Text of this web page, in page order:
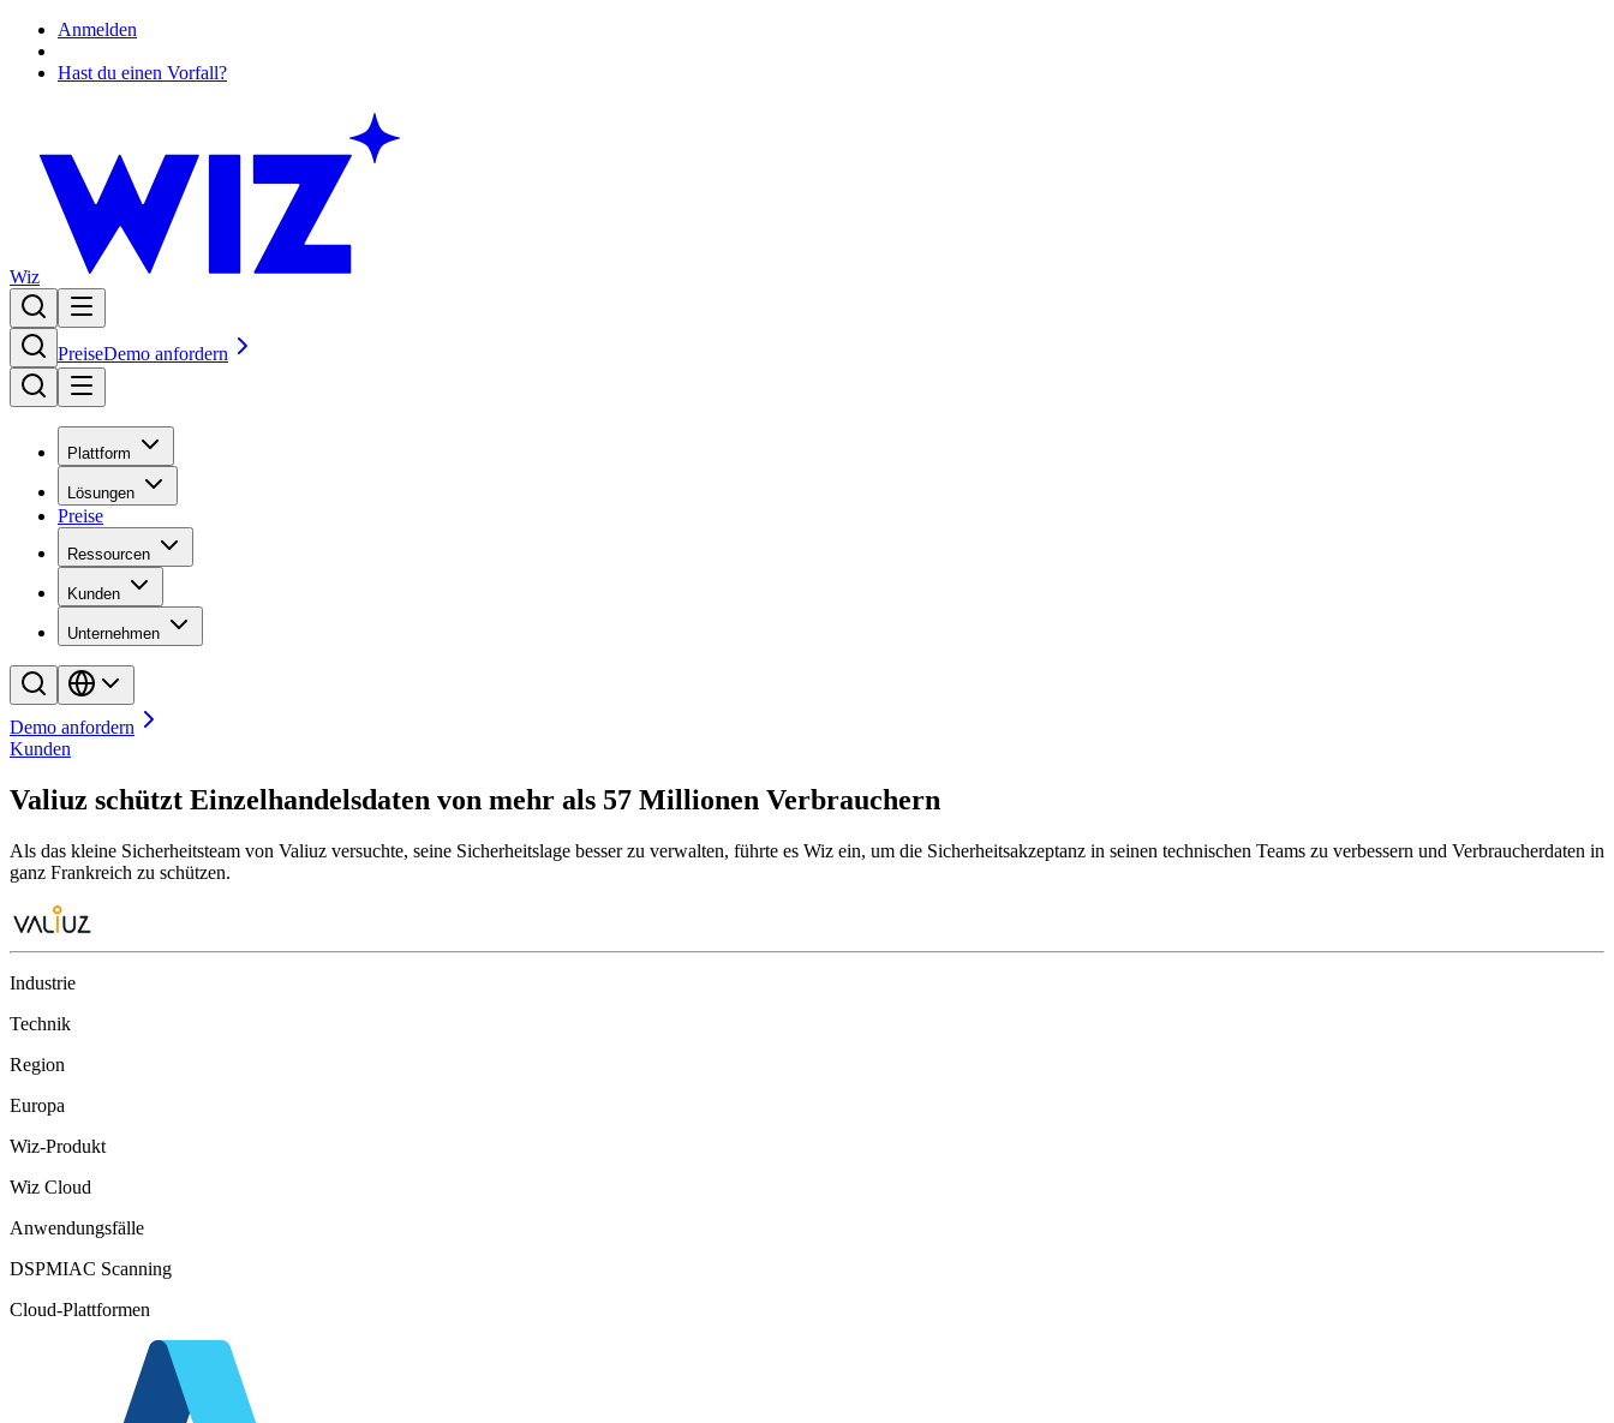
Anmelden
Hast du einen Vorfall?
Wiz
PreiseDemo anfordern
Plattform
Lösungen
Preise
Ressourcen
Kunden
Unternehmen
Demo anfordern
Kunden
Valiuz schützt Einzelhandelsdaten von mehr als 57 Millionen Verbrauchern
Als das kleine Sicherheitsteam von Valiuz versuchte, seine Sicherheitslage besser zu verwalten, führte es Wiz ein, um die Sicherheitsakzeptanz in seinen technischen Teams zu verbessern und Verbraucherdaten in
ganz Frankreich zu schützen.
Industrie
Technik
Region
Europa
Wiz-Produkt
Wiz Cloud
Anwendungsfälle
DSPMIAC Scanning
Cloud-Plattformen